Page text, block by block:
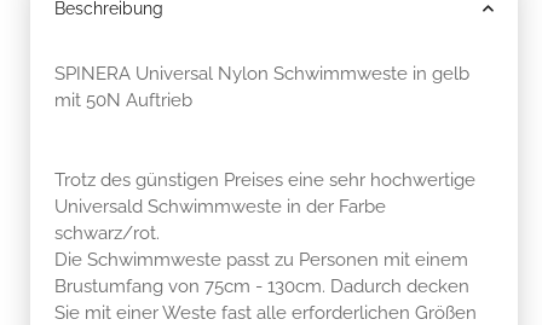
Beschreibung
SPINERA Universal Nylon Schwimmweste in gelb
mit 50N Auftrieb
Trotz des günstigen Preises eine sehr hochwertige
Universald Schwimmweste in der Farbe
schwarz/rot.
Die Schwimmweste passt zu Personen mit einem
Brustumfang von 75cm - 130cm. Dadurch decken
Sie mit einer Weste fast alle erforderlichen Größen